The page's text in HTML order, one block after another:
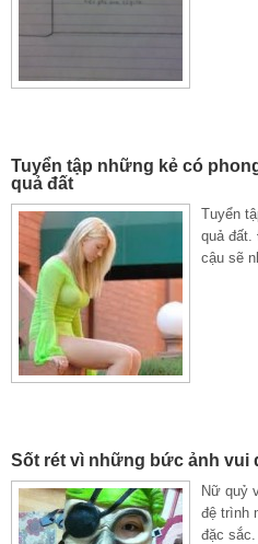
Tuyển tập những kẻ có
quả đất
Tuyển
quả đất.
cậu sẽ
Sốt rét vì những bức ảnh vui
Nữ quỷ
đệ trình
đặc